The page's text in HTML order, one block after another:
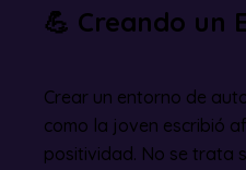
💪 Creando un
Crear un entorno de
como la joven escribió
positividad. No se trata